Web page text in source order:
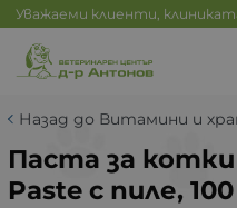
Уважаеми клиенти,
Назад до Витамини и
Паста за
Paste с пиле,